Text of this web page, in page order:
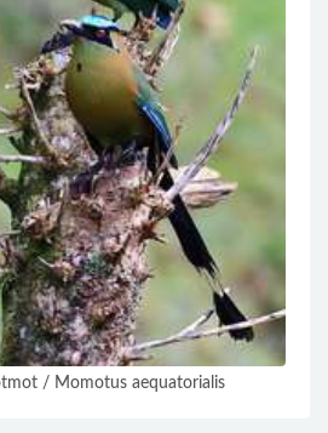
/ Momotus aequatorialis